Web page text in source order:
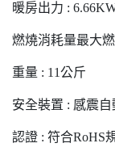
暖房出力 :
燃燒消耗量最大
重量 : 11公斤
安全裝置 : 感震
認證 : 符合RoHS